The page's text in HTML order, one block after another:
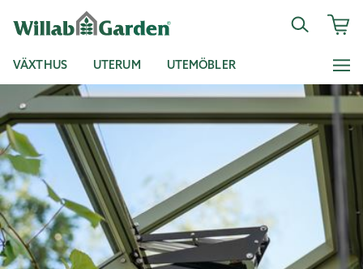
VÄXTHUS UTERUM UTEMÖBLER